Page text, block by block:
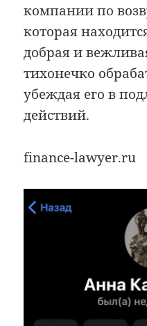
компании по
которая
добрая и
тихонечко
убеждая его в
действий.
finance-lawyer.ru